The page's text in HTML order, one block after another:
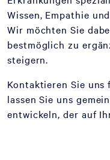
Wissen, Empathie
Wir möchten Sie
bestmöglich zu
steigern.
Kontaktieren Sie
lassen Sie uns
entwickeln, der auf